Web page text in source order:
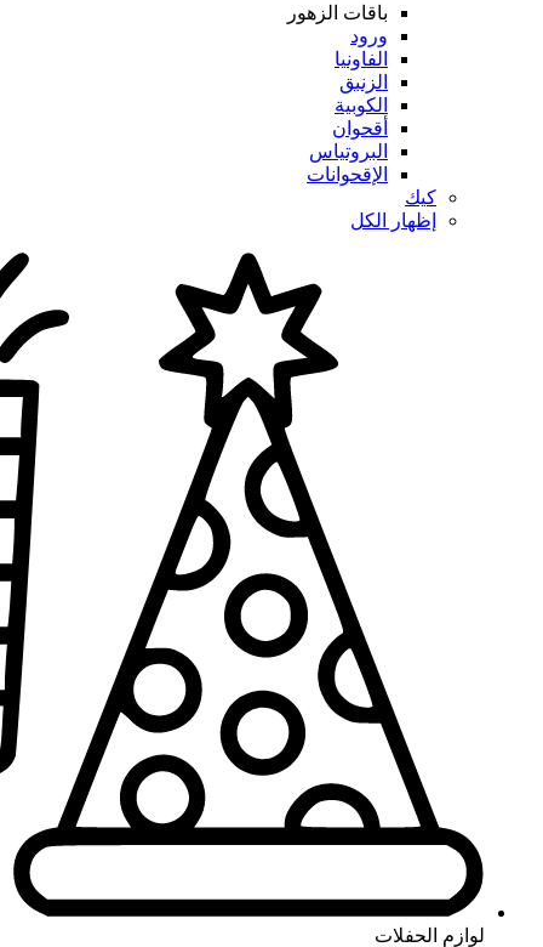
باقات الزهور
ورود
الفاونيا
الزنبق
الكوبية
أقحوان
البروتياس
الإقحوانات
كيك
إظهار الكل
لوازم الحفلات